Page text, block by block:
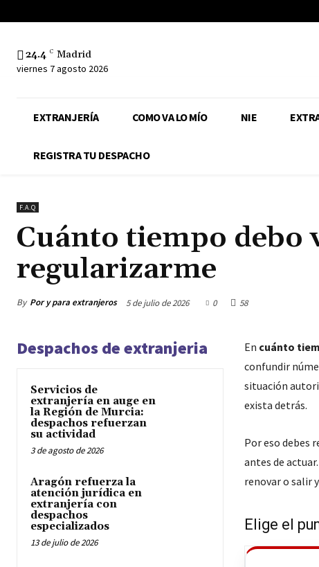
24.4 C Madrid
viernes 7 agosto 2026
EXTRANJERÍA COMO VA LO MÍO NIE
REGISTRA TU DESPACHO
F.A.Q
Cuánto tiempo debo
regularizarme
By Por y para extranjeros 5 de julio de 2026 0 58
Despachos de extranjeria
Servicios de
extranjería en auge en
la Región de Murcia:
despachos refuerzan
su actividad
3 de agosto de 2026
Aragón refuerza la
atención jurídica en
extranjería con
despachos
especializados
13 de julio de 2026
En cuánto
confundir
situación
exista detrás.
Por eso debes
antes de
renovar o salir
Elige el